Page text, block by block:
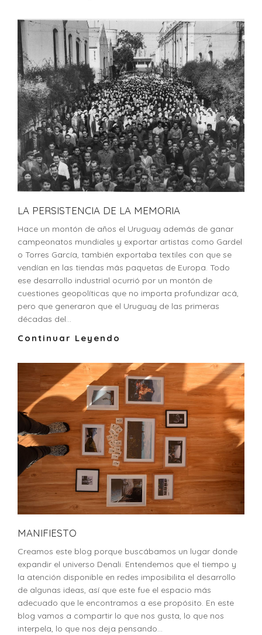
LA PERSISTENCIA DE LA MEMORIA
Hace un montón de años el Uruguay además de ganar
campeonatos mundiales y exportar artistas como Gardel
o Torres García, también exportaba textiles con que se
vendían en las tiendas más paquetas de Europa. Todo
ese desarrollo industrial ocurrió por un montón de
cuestiones geopolíticas que no importa profundizar acá,
pero que generaron que el Uruguay de las primeras
décadas del...
Continuar Leyendo
MANIFIESTO
Creamos este blog porque buscábamos un lugar donde
expandir el universo Denali. Entendemos que el tiempo y
la atención disponible en redes imposibilita el desarrollo
de algunas ideas, así que este fue el espacio más
adecuado que le encontramos a ese propósito. En este
blog vamos a compartir lo que nos gusta, lo que nos
interpela, lo que nos deja pensando...